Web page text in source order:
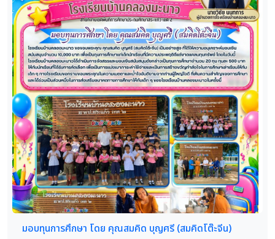
มอบทุนการศึกษา โดย คุณสมคิด บุญศรี (สมคิดโต๊ะจีน)